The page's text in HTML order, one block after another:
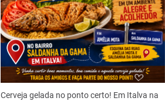
Cerveja gelada no ponto certo! Em Italva na